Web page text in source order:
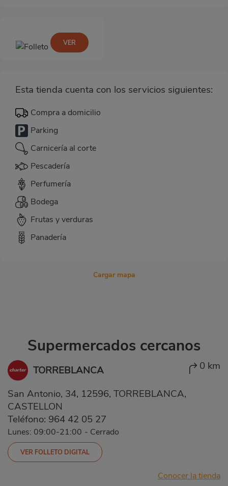
Esta tienda cuenta con los servicios siguientes:
Compra a domicilio
Parking
Carnicería al corte
Pescadería
Perfumería
Bodega
Frutas y verduras
Panadería
VER
Cargar mapa
Supermercados cercanos
TORREBLANCA 0 km
San Antonio, 34, 12596, TORREBLANCA,
CASTELLON
Teléfono: 964 42 05 27
Lunes: 09:00-21:00 - Cerrado
VER FOLLETO DIGITAL
Conocer la tienda